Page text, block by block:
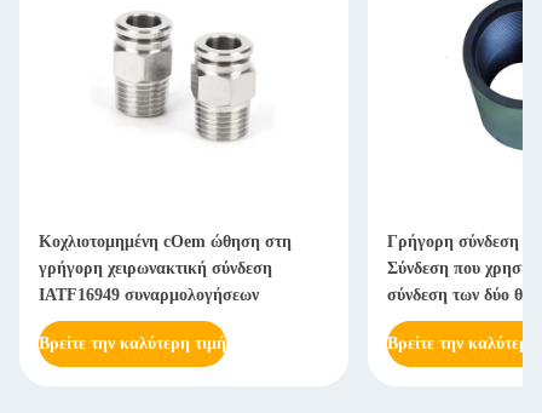
Κοχλιοτομημένη cOem ώθηση στη
γρήγορη χειρωνακτική σύνδεση
IATF16949 συναρμολογήσεων
Βρείτε την καλύτερη τιμή
Γρήγορη σύνδεση
Σύνδεση που
σύνδεση των δύο
Βρείτε την καλύτερη